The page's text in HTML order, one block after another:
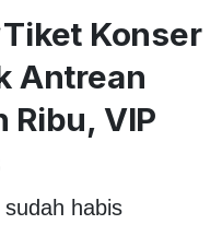
Tiket Konser
Antrean
Ribu, VIP
habis